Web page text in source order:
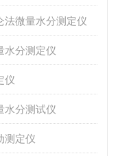
法微量水分测定仪
水分测定仪
仪
水分测试仪
测定仪